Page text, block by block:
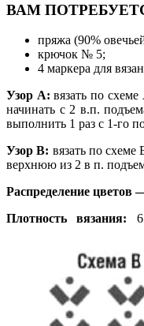
ВАМ
пряжа (90%
крючок № 5;
4 маркера для
Узор А: вязать по
начинать с 2 в.п.
выполнить 1 раз с 1-го
Узор В: вязать по
верхнюю из 2 в п.
Распределение цветов
Плотность вязания: